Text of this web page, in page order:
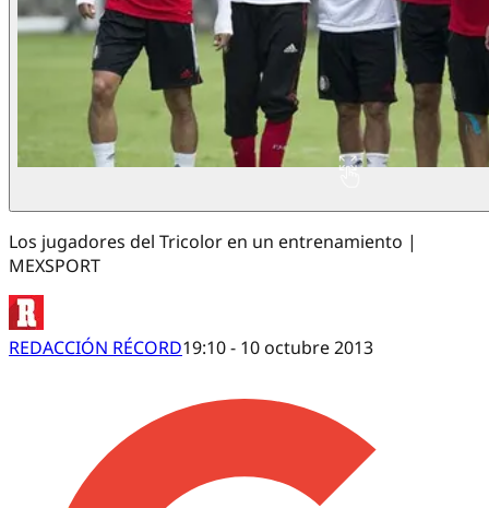
Los jugadores del Tricolor en un entrenamiento |
MEXSPORT
REDACCIÓN RÉCORD19:10 - 10 octubre 2013